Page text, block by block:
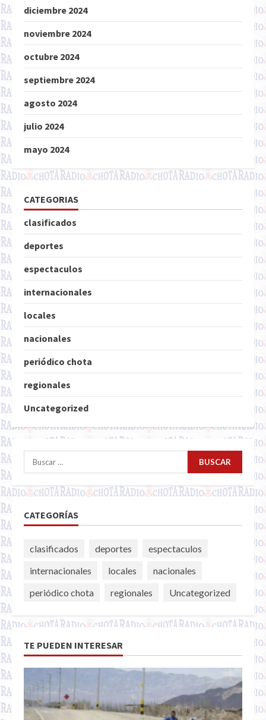
diciembre 2024
noviembre 2024
octubre 2024
septiembre 2024
agosto 2024
julio 2024
mayo 2024
CATEGORIAS
clasificados
deportes
espectaculos
internacionales
locales
nacionales
periódico chota
regionales
Uncategorized
Buscar:
CATEGORÍAS
clasificados deportes
espectaculos
internacionales
locales
nacionales
periódico chota
regionales Uncategorized
TE PUEDEN INTERESAR